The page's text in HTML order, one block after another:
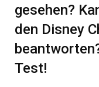
gesehen?
den Disney
Test!